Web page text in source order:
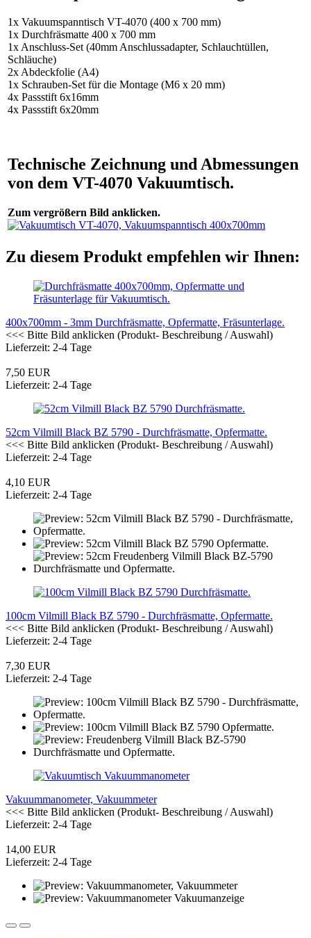
1x Vakuumspanntisch VT-4070 (400 x 700 mm)
1x Durchfräsmatte 400 x 700 mm
1x Anschluss-Set (40mm Anschlussadapter, Schlauchtüllen,
Schläuche)
2x Abdeckfolie (A4)
1x Schrauben-Set für die Montage (M6 x 20 mm)
4x Passstift 6x16mm
4x Passstift 6x20mm
Technische Zeichnung und Abmessungen
von dem VT-4070 Vakuumtisch.
Zum vergrößern Bild anklicken.
Zu diesem Produkt empfehlen wir Ihnen:
400x700mm - 3mm Durchfräsmatte, Opfermatte, Fräsunterlage.
<<< Bitte Bild anklicken (Produkt- Beschreibung / Auswahl)
Lieferzeit: 2-4 Tage
7,50 EUR
Lieferzeit: 2-4 Tage
52cm Vilmill Black BZ 5790 - Durchfräsmatte, Opfermatte.
<<< Bitte Bild anklicken (Produkt- Beschreibung / Auswahl)
Lieferzeit: 2-4 Tage
4,10 EUR
Lieferzeit: 2-4 Tage
100cm Vilmill Black BZ 5790 - Durchfräsmatte, Opfermatte.
<<< Bitte Bild anklicken (Produkt- Beschreibung / Auswahl)
Lieferzeit: 2-4 Tage
7,30 EUR
Lieferzeit: 2-4 Tage
Vakuummanometer, Vakuummeter
<<< Bitte Bild anklicken (Produkt- Beschreibung / Auswahl)
Lieferzeit: 2-4 Tage
14,00 EUR
Lieferzeit: 2-4 Tage